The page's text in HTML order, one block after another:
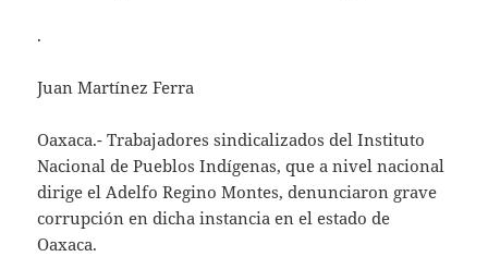
.
Juan Martínez Ferra
Oaxaca.- Trabajadores sindicalizados del Instituto
Nacional de Pueblos Indígenas, que a nivel nacional
dirige el Adelfo Regino Montes, denunciaron grave
corrupción en dicha instancia en el estado de
Oaxaca.